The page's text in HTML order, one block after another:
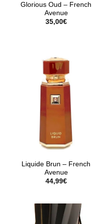
Glorious Oud – French
Avenue
35,00€
Liquide Brun – French
Avenue
44,99€